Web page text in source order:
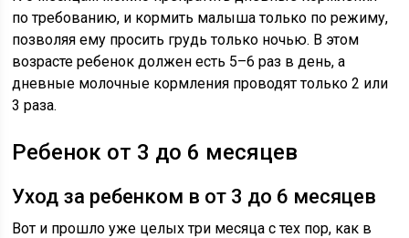
по требованию, и кормить малыша только по режиму,
позволяя ему просить грудь только ночью. В этом
возрасте ребенок должен есть 5–6 раз в день, а
дневные молочные кормления проводят только 2 или
3 раза.
Ребенок от 3 до 6 месяцев
Уход за ребенком в от 3 до 6 месяцев
Вот и прошло уже целых три месяца с тех пор, как в